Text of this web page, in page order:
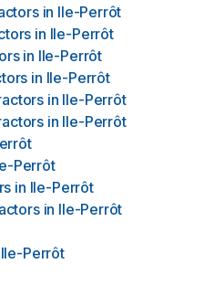
in Ile-Perrôt
in Ile-Perrôt
in Ile-Perrôt
in Ile-Perrôt
in Ile-Perrôt
in Ile-Perrôt
Perrôt
in Ile-Perrôt
in Ile-Perrôt
Ile-Perrôt